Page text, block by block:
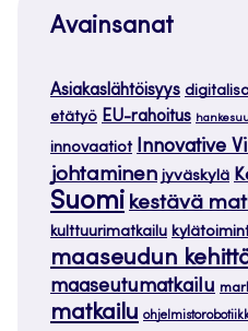
Avainsanat
Asiakaslähtöisyys
etätyö EU-rahoitus
innovaatiot Innovative
johtaminen jyväskylä
Suomi kestävä
kulttuurimatkailu
maaseudun
maaseutumatkailu
matkailu